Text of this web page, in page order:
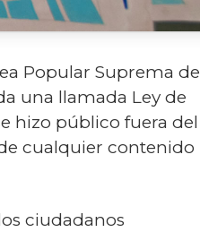
Popular Suprema de
una llamada Ley de
hizo público fuera del
cualquier contenido
ciudadanos